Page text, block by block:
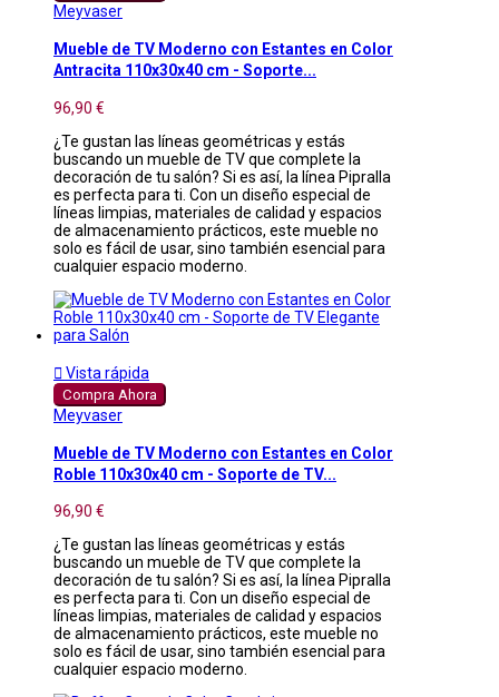
Meyvaser
Mueble de TV Moderno con Estantes en Color
Antracita 110x30x40 cm - Soporte...
96,90 €
¿Te gustan las líneas geométricas y estás
buscando un mueble de TV que complete la
decoración de tu salón? Si es así, la línea Pipralla
es perfecta para ti. Con un diseño especial de
líneas limpias, materiales de calidad y espacios
de almacenamiento prácticos, este mueble no
solo es fácil de usar, sino también esencial para
cualquier espacio moderno.
 Vista rápida
Compra Ahora
Meyvaser
Mueble de TV Moderno con Estantes en Color
Roble 110x30x40 cm - Soporte de TV...
96,90 €
¿Te gustan las líneas geométricas y estás
buscando un mueble de TV que complete la
decoración de tu salón? Si es así, la línea Pipralla
es perfecta para ti. Con un diseño especial de
líneas limpias, materiales de calidad y espacios
de almacenamiento prácticos, este mueble no
solo es fácil de usar, sino también esencial para
cualquier espacio moderno.